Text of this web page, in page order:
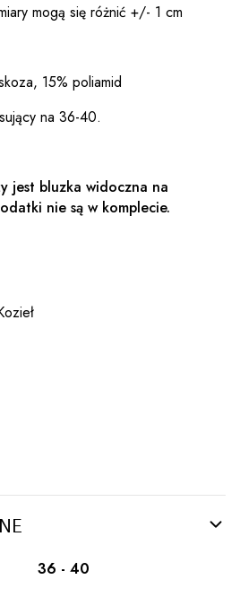
mogą się różnić +/- 1 cm
15% poliamid
na 36-40.
jest bluzka widoczna na
nie są w komplecie.
36 - 40